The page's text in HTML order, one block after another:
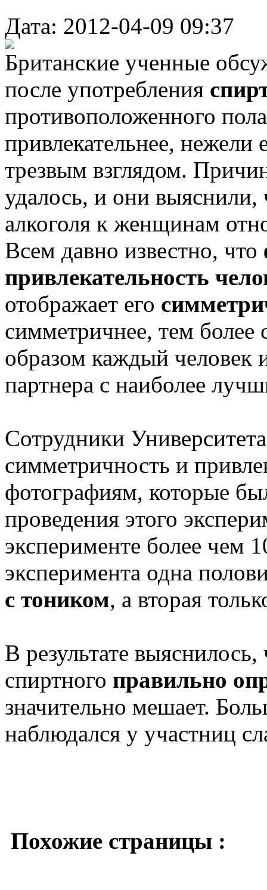
Дата: 2012-04-09 09:37
Британские ученные
после употребления
противоположенного
привлекательнее, нежели
трезвым взглядом.
удалось, и они выяснили,
алкоголя к женщинам
Всем давно известно, что
привлекательность
отображает его
симметричнее, тем
образом каждый человек
партнера с наиболее
Сотрудники
симметричность и
фотографиям, которые
проведения этого
эксперименте более
эксперимента одна
с тоником, а вторая
В результате
спиртного правильно
значительно мешает.
наблюдался у участниц
Похожие страницы :